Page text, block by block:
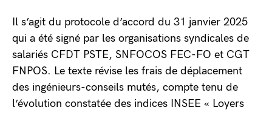
Il s’agit du protocole d’accord du 31 janvier 2025
qui a été signé par les organisations syndicales de
salariés CFDT PSTE, SNFOCOS FEC-FO et CGT
FNPOS. Le texte révise les frais de déplacement
des ingénieurs-conseils mutés, compte tenu de
l’évolution constatée des indices INSEE « Loyers